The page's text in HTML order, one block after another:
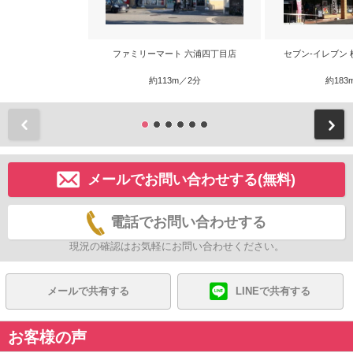
ファミリーマート 六浦四丁目店
約113m／2分
セブン-イレブン
約
メールでお問い合わせする(無料)
電話でお問い合わせする
現況の確認はお気軽にお問い合わせください。
メールで共有する LINEで共有する
お客様の声